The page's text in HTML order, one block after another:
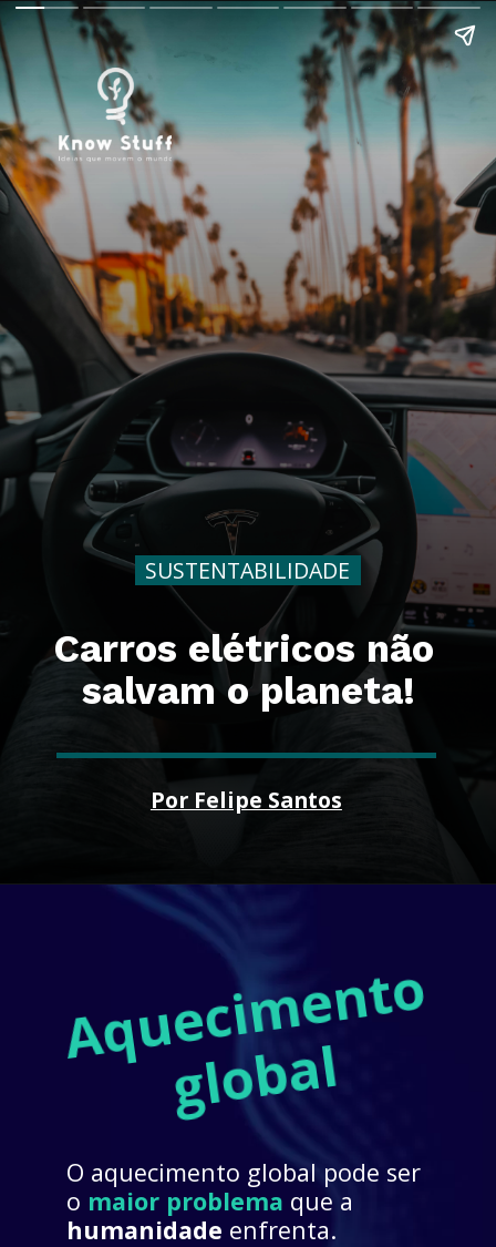
SUSTENTABILIDADE
Carros elétricos não
salvam o planeta!
Por Felipe Santos
A
q
u
e
c
i
m
e
n
t
o
g
l
o
b
a
l
O aquecimento global pode ser
o maior problema
humanidade enfrenta.